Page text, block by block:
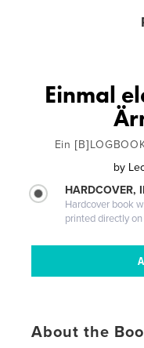
Einmal
Ein
by
HARDCOVER,
Hardcover book
printed directly
About the